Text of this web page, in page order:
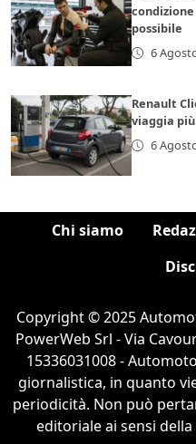
possibile
6
Renault
viaggia
6
Chi siamo
Copyright © 2025
PowerWeb Srl - Via
15336031008 -
giornalistica, in quanto
periodicità. Non può
editoriale ai sensi della